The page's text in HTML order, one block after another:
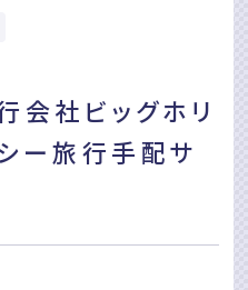
会社ビッグホリ
ー旅行手配サ